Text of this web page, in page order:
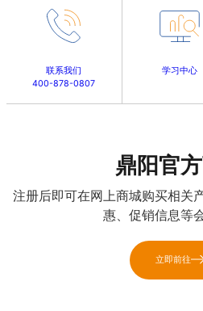
联系我们
400-878-0807
学习中心
鼎阳官
注册后即可在网上商城购买相关
惠、促销信息等
立即前往